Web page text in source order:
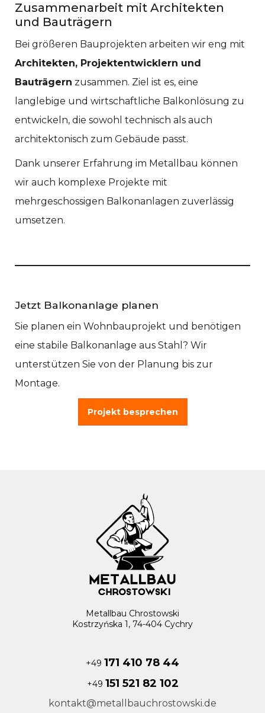
Zusammenarbeit mit Architekten
und Bauträgern
Bei größeren Bauprojekten arbeiten wir eng mit
Architekten, Projektentwicklern und
Bauträgern zusammen. Ziel ist es, eine
langlebige und wirtschaftliche Balkonlösung zu
entwickeln, die sowohl technisch als auch
architektonisch zum Gebäude passt.
Dank unserer Erfahrung im Metallbau können
wir auch komplexe Projekte mit
mehrgeschossigen Balkonanlagen zuverlässig
umsetzen.
Jetzt Balkonanlage planen
Sie planen ein Wohnbauprojekt und benötigen
eine stabile Balkonanlage aus Stahl? Wir
unterstützen Sie von der Planung bis zur
Montage.
Projekt besprechen
Metallbau Chrostowski
Kostrzyńska 1, 74-404 Cychry
+49 171 410 78 44
+49 151 521 82 102
kontakt@metallbauchrostowski.de